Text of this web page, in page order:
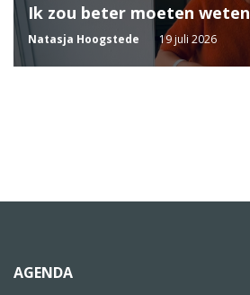
Ik zou beter moeten weten
Natasja Hoogstede 19 juli 2026
AGENDA